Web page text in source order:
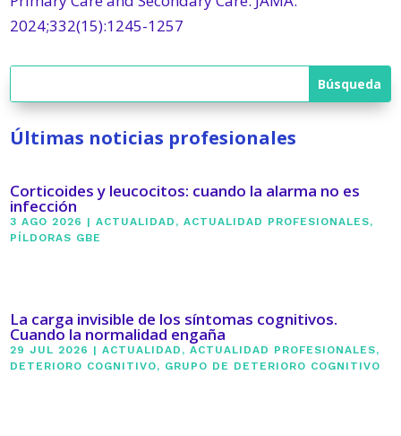
2024;332(15):1245-1257
Últimas noticias profesionales
Corticoides y leucocitos: cuando la alarma no es
infección
3 AGO 2026 |ACTUALIDAD ,ACTUALIDAD PROFESIONALES,
PÍLDORAS GBE
La carga invisible de los síntomas cognitivos.
Cuando la normalidad engaña
29 JUL 2026 |ACTUALIDAD ,ACTUALIDAD PROFESIONALES,
DETERIORO COGNITIVO, GRUPO DE DETERIORO COGNITIVO